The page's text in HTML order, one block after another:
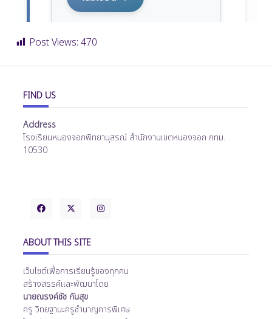
Post Views: 470
FIND US
Address
โรงเรียนหนองจอกพิทยานุสรณ์ สำนักงานเขตหนองจอก กทม.
10530
ABOUT THIS SITE
เว็บไซต์เพื่อการเรียนรู้ของทุกคน
สร้างสรรค์และพัฒนาโดย
นายณรงค์ชัช กันสุข
ครู วิทยฐานะครูชำนาญการพิเศษ